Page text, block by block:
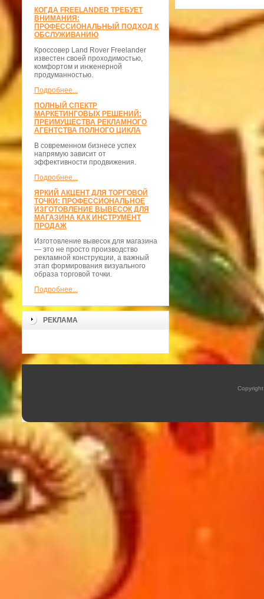
КОГДА FREELANDER ТРЕБУЕТ
ВНИМАНИЯ:
ПРОФЕССИОНАЛЬНЫЙ ПОДХОД К
ОБСЛУЖИВАНИЮ
Кроссовер Land Rover Freelander
известен своей проходимостью,
комфортом и инженерной
продуманностью.
Подробнее...
ПОЛНЫЙ СПЕКТР
МАРКЕТИНГОВЫХ РЕШЕНИЙ:
ПРЕИМУЩЕСТВА РЕКЛАМНОГО
АГЕНТСТВА ПОЛНОГО ЦИКЛА
В современном бизнесе успех
напрямую зависит от
эффективности продвижения.
Подробнее...
ЯРКИЙ АКЦЕНТ ДЛЯ ТОРГОВОЙ
ТОЧКИ: ПРОФЕССИОНАЛЬНОЕ
ИЗГОТОВЛЕНИЕ ВЫВЕСОК ДЛЯ
МАГАЗИНА КАК ИНСТРУМЕНТ
ПРОДАЖ
Изготовление вывесок для магазина
— это не просто производство
рекламной конструкции, а важный
этап формирования визуального
образа торговой точки.
Подробнее...
РЕКЛАМА